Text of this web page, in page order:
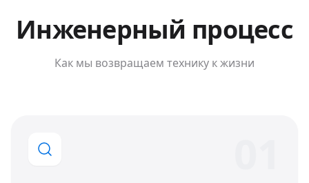
Инженерный процесс
Как мы возвращаем технику к жизни